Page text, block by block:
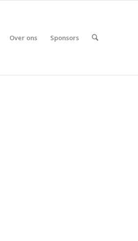
Over ons Sponsors